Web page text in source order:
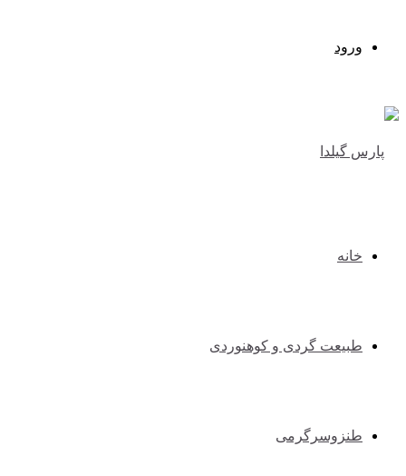
ورود
خانه
طبیعت گردی و کوهنوردی
طنزوسرگرمی